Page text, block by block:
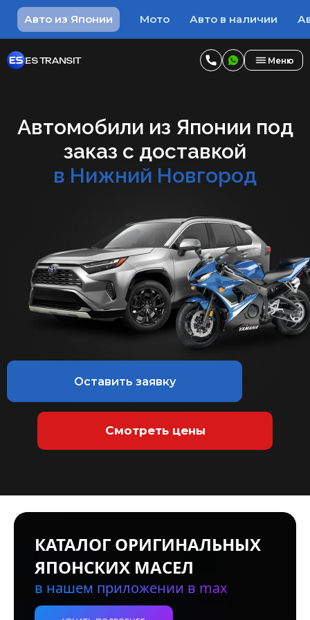
Авто из Японии Мото Авто в наличии
ES TRANSIT Меню
Автомобили из Японии под
заказ с доставкой
в Нижний Новгород
Оставить заявку
Смотреть цены
КАТАЛОГ ОРИГИНАЛЬНЫХ
ЯПОНСКИХ МАСЕЛ
в нашем приложении в max